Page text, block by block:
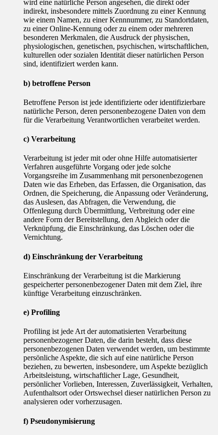
wird eine natürliche Person angesehen, die direkt oder
indirekt, insbesondere mittels Zuordnung zu einer Kennung
wie einem Namen, zu einer Kennnummer, zu Standortdaten,
zu einer Online-Kennung oder zu einem oder mehreren
besonderen Merkmalen, die Ausdruck der physischen,
physiologischen, genetischen, psychischen, wirtschaftlichen,
kulturellen oder sozialen Identität dieser natürlichen Person
sind, identifiziert werden kann.
b) betroffene Person
Betroffene Person ist jede identifizierte oder identifizierbare
natürliche Person, deren personenbezogene Daten von dem
für die Verarbeitung Verantwortlichen verarbeitet werden.
c) Verarbeitung
Verarbeitung ist jeder mit oder ohne Hilfe automatisierter
Verfahren ausgeführte Vorgang oder jede solche
Vorgangsreihe im Zusammenhang mit personenbezogenen
Daten wie das Erheben, das Erfassen, die Organisation, das
Ordnen, die Speicherung, die Anpassung oder Veränderung,
das Auslesen, das Abfragen, die Verwendung, die
Offenlegung durch Übermittlung, Verbreitung oder eine
andere Form der Bereitstellung, den Abgleich oder die
Verknüpfung, die Einschränkung, das Löschen oder die
Vernichtung.
d) Einschränkung der Verarbeitung
Einschränkung der Verarbeitung ist die Markierung
gespeicherter personenbezogener Daten mit dem Ziel, ihre
künftige Verarbeitung einzuschränken.
e) Profiling
Profiling ist jede Art der automatisierten Verarbeitung
personenbezogener Daten, die darin besteht, dass diese
personenbezogenen Daten verwendet werden, um bestimmte
persönliche Aspekte, die sich auf eine natürliche Person
beziehen, zu bewerten, insbesondere, um Aspekte bezüglich
Arbeitsleistung, wirtschaftlicher Lage, Gesundheit,
persönlicher Vorlieben, Interessen, Zuverlässigkeit, Verhalten,
Aufenthaltsort oder Ortswechsel dieser natürlichen Person zu
analysieren oder vorherzusagen.
f) Pseudonymisierung